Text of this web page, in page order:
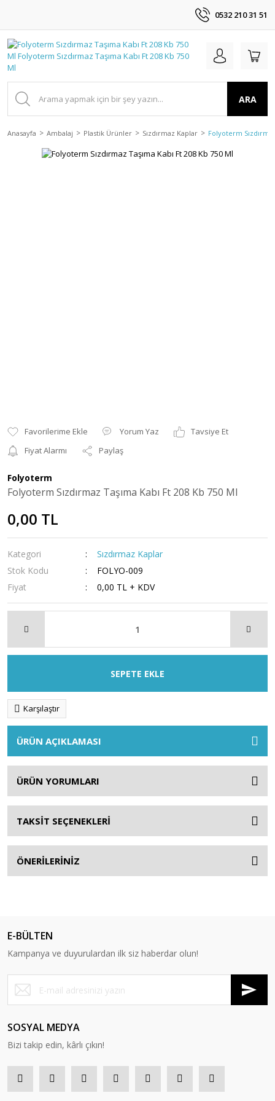
0532 210 31 51
ARA
Anasayfa Ambalaj Plastik Ürünler Sızdırmaz Kaplar Folyoterm
Yorum Yaz
Tavsiye Et
Fiyat Alarmı
Paylaş
Folyoterm
Folyoterm Sızdırmaz Taşıma Kabı Ft 208 Kb 750 Ml
0,00 TL
Kategori
Sızdırmaz Kaplar
Stok Kodu
FOLYO-009
Fiyat
0,00 TL + KDV
SEPETE EKLE
Karşılaştır
ÜRÜN AÇIKLAMASI
ÜRÜN YORUMLARI
TAKSİT SEÇENEKLERİ
ÖNERİLERİNİZ
E-BÜLTEN
Kampanya ve duyurulardan ilk siz haberdar olun!
SOSYAL MEDYA
Bizi takip edin, kârlı çıkın!